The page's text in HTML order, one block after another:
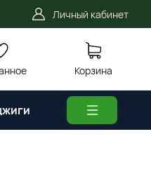
Личный кабинет
Корзина